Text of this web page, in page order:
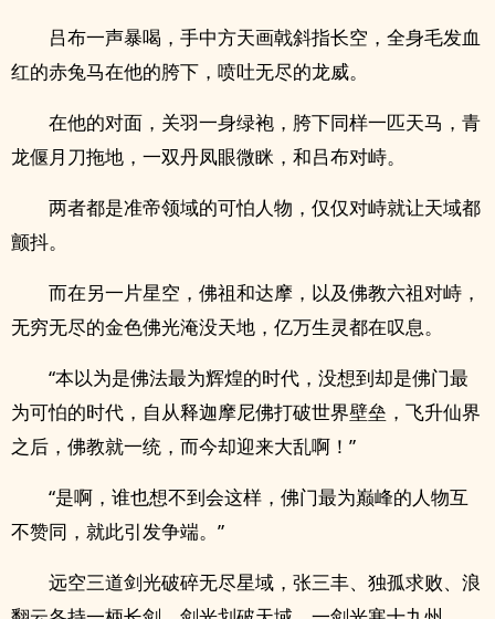
吕布一声暴喝，手中方天画戟斜指长空，全身毛发血
红的赤兔马在他的胯下，喷吐无尽的龙威。
在他的对面，关羽一身绿袍，胯下同样一匹天马，青
龙偃月刀拖地，一双丹凤眼微眯，和吕布对峙。
两者都是准帝领域的可怕人物，仅仅对峙就让天域都
颤抖。
而在另一片星空，佛祖和达摩，以及佛教六祖对峙，
无穷无尽的金色佛光淹没天地，亿万生灵都在叹息。
“本以为是佛法最为辉煌的时代，没想到却是佛门最
为可怕的时代，自从释迦摩尼佛打破世界壁垒，飞升仙界
之后，佛教就一统，而今却迎来大乱啊！”
“是啊，谁也想不到会这样，佛门最为巅峰的人物互
不赞同，就此引发争端。”
远空三道剑光破碎无尽星域，张三丰、独孤求败、浪